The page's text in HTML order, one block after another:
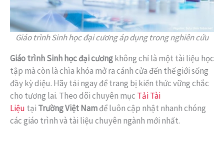
Giáo trình Sinh học đại cương áp dụng trong nghiên cứu
Giáo trình Sinh học đại cươngkhông chỉ là một tài liệu học
tập mà còn là chìa khóa mở ra cánh cửa đến thế giới sống
đầy kỳ diệu. Hãy tải ngay để trang bị kiến thức vững chắc
cho tương lai. Theo dõi chuyên mục Tải Tài
Liệu tại Trường Việt Namđể luôn cập nhật nhanh chóng
các giáo trình và tài liệu chuyên ngành mới nhất.